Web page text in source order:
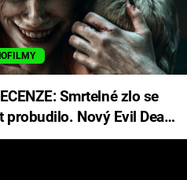
probudilo. Nový Evil Dead
s neodolatelnou